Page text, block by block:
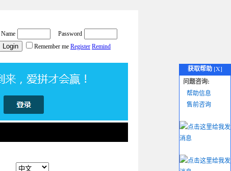
获取帮助 [X]
问题咨询:
帮助信息
售前咨询